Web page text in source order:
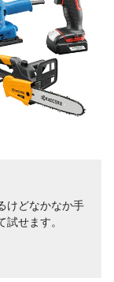
けどなかなか手
せます。